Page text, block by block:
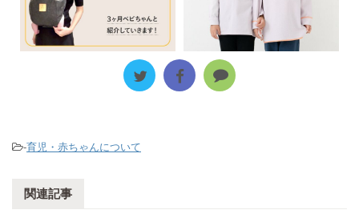
-育児・赤ちゃんについて
関連記事